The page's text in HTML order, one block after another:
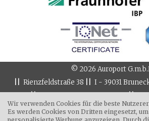
Wir verwenden Cookies für die beste
Es werden Cookies von Dritten eingesetzt,
© 2026 Auroport
||Rienzfeldstraße 38 ||I - 39031
|| ||
info@auroport.it